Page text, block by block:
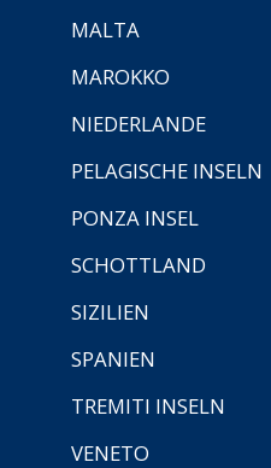
MALTA
MAROKKO
NIEDERLANDE
PELAGISCHE INSELN
PONZA INSEL
SCHOTTLAND
SIZILIEN
SPANIEN
TREMITI INSELN
VENETO